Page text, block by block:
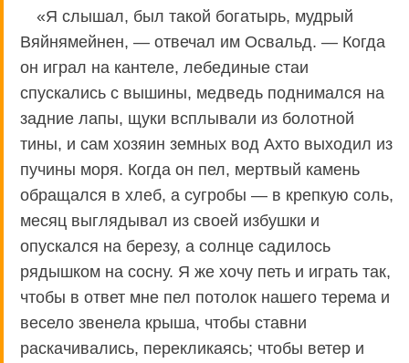
«Я слышал, был такой богатырь, мудрый
Вяйнямейнен, — отвечал им Освальд. — Когда
он играл на кантеле, лебединые стаи
спускались с вышины, медведь поднимался на
задние лапы, щуки всплывали из болотной
тины, и сам хозяин земных вод Ахто выходил из
пучины моря. Когда он пел, мертвый камень
обращался в хлеб, а сугробы — в крепкую соль,
месяц выглядывал из своей избушки и
опускался на березу, а солнце садилось
рядышком на сосну. Я же хочу петь и играть так,
чтобы в ответ мне пел потолок нашего терема и
весело звенела крыша, чтобы ставни
раскачивались, перекликаясь; чтобы ветер и